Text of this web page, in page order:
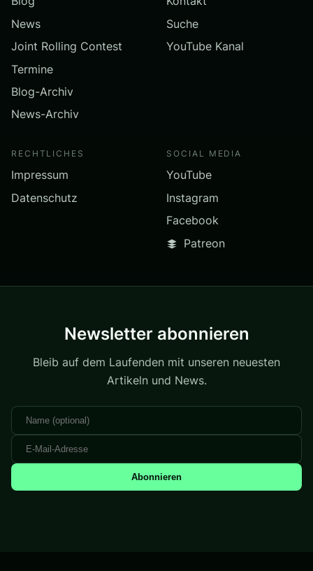
News
Joint Rolling Contest
Termine
Blog-Archiv
News-Archiv
Suche
YouTube Kanal
RECHTLICHES
Impressum
Datenschutz
SOCIAL MEDIA
YouTube
Instagram
Facebook
Patreon
Newsletter abonnieren
Bleib auf dem Laufenden mit unseren neuesten
Artikeln und News.
Abonnieren